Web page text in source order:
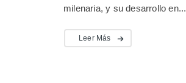
milenaria, y su desarrollo en...
Leer Más